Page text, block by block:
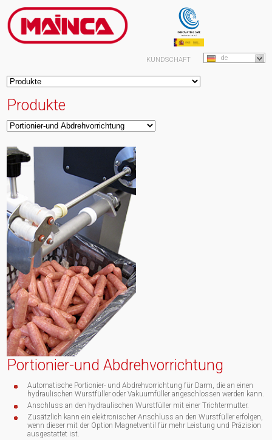
de
KUNDSCHAFT
Produkte
Portionier-und Abdrehvorrichtung
Automatische Portionier- und Abdrehvorrichtung für Darm, die an einen
hydraulischen Wurstfüller oder Vakuumfüller angeschlossen werden kann.
Anschluss an den hydraulischen Wurstfüller mit einer Trichtermutter.
Zusätzlich kann ein elektronischer Anschluss an den Wurstfüller erfolgen,
wenn dieser mit der Option Magnetventil für mehr Leistung und Präzision
ausgestattet ist.